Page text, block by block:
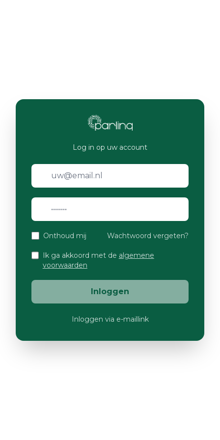
Log in op uw account
Onthoud mij Wachtwoord vergeten?
Ik ga akkoord met de algemene
voorwaarden
Inloggen
Inloggen via e-maillink